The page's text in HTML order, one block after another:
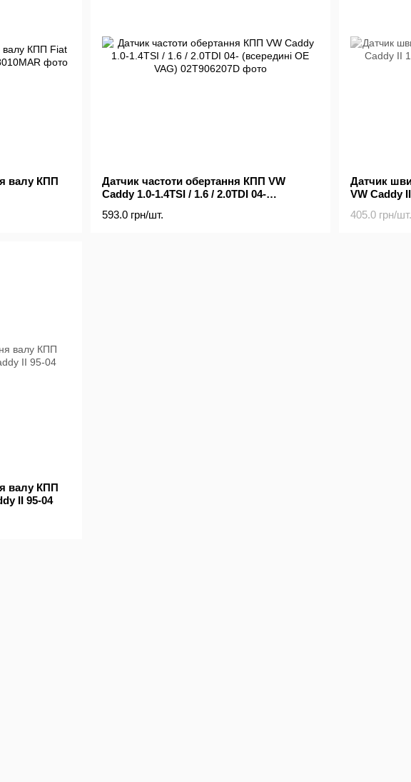
валу КПП
Датчик частоти обертання КПП VW
Caddy 1.0-1.4TSI / 1.6 / 2.0TDI 04-
593.0 грн/шт.
Датчик
VW Caddy
405.0 грн/шт.
валу КПП
II 95-04